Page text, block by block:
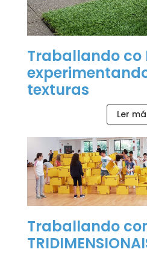
Traballando co
texturas
Ler
Traballando con